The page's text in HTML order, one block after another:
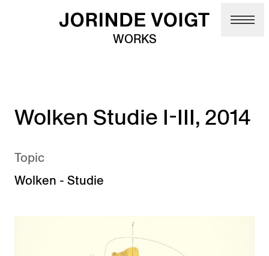
Skip to main content
WORKS
Wolken Studie I-III, 2014
Topic
Wolken - Studie